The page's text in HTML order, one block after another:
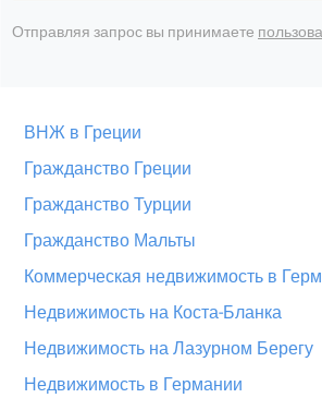
Отправляя запрос вы принимаете
ВНЖ в Греции
Гражданство Греции
Гражданство Турции
Гражданство Мальты
Коммерческая недвижимость в
Недвижимость на Коста-Бланка
Недвижимость на Лазурном Берегу
Недвижимость в Германии